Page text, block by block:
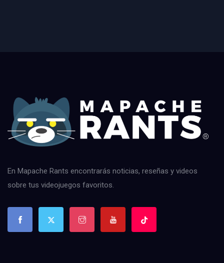
En Mapache Rants encontrarás noticias, reseñas y videos
sobre tus videojuegos favoritos.